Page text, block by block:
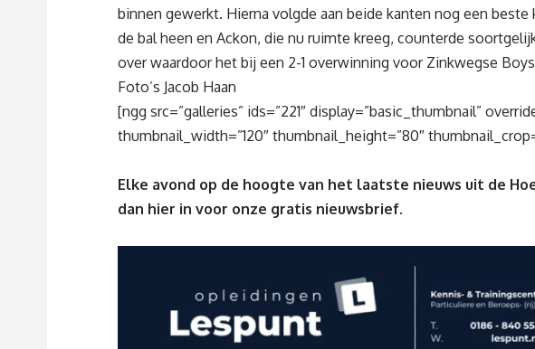
binnen gewerkt. Hierna volgde aan beide kanten nog een beste
de bal heen en Ackon, die nu ruimte kreeg, counterde
over waardoor het bij een 2-1 overwinning voor Zinkwegse
Foto’s Jacob Haan
[ngg src=”galleries” ids=”221″ display=”basic_thumbnail”
thumbnail_width=”120″ thumbnail_height=”80″
Elke avond op de hoogte van het laatste nieuws uit de
dan hier in voor onze gratis nieuwsbrief.